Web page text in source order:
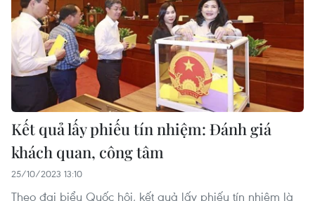
Kết quả lấy phiếu tín nhiệm: Đánh giá
khách quan, công tâm
25/10/2023 13:10
Theo đại biểu Quốc hội, kết quả lấy phiếu tín nhiệm là